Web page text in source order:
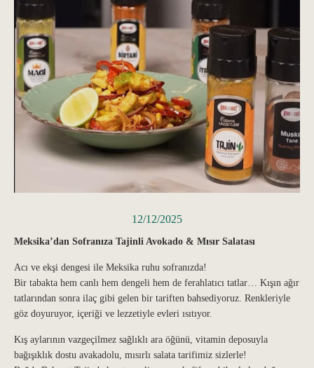
12/12/2025
Meksika’dan Sofranıza Tajinli Avokado & Mısır Salatası
Acı ve ekşi dengesi ile Meksika ruhu sofranızda!
Bir tabakta hem canlı hem dengeli hem de ferahlatıcı tatlar… Kışın ağır
tatlarından sonra ilaç gibi gelen bir tariften bahsediyoruz. Renkleriyle
göz doyuruyor, içeriği ve lezzetiyle evleri ısıtıyor.
Kış aylarının vazgeçilmez sağlıklı ara öğünü, vitamin deposuyla
bağışıklık dostu avakadolu, mısırlı salata tarifimiz sizlerle!